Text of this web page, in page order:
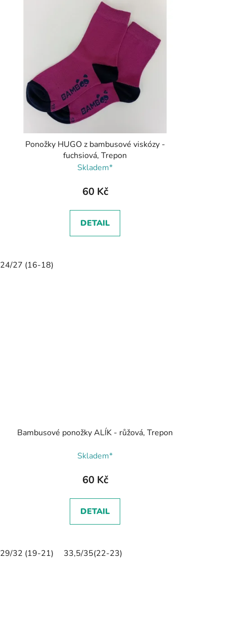
Ponožky HUGO z bambusové viskózy -
fuchsiová, Trepon
Skladem*
60 Kč
DETAIL
24/27 (16-18)
Bambusové ponožky ALÍK - růžová, Trepon
Skladem*
60 Kč
DETAIL
29/32 (19-21) 33,5/35(22-23)